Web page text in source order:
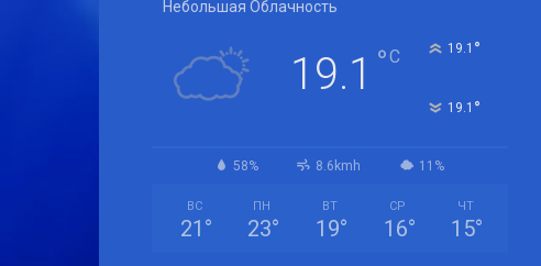
Небольшая Облачность
19.1 °C 19.1 °
19.1 °
58% 8.6kmh 11%
ВС
21 °
ПН
23°
ВТ
19°
СР
16°
ЧТ
15°